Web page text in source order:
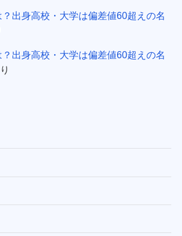
出身高校・大学は偏差値60超えの名
出身高校・大学は偏差値60超えの名